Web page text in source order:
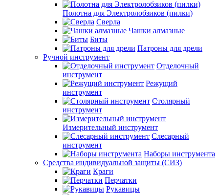
Полотна для Электролобзиков (пилки)
Сверла
Чашки алмазные
Биты
Патроны для дрели
Ручной инструмент
Отделочный
инструмент
Режущий
инструмент
Столярный
инструмент
Измерительный инструмент
Слесарный
инструмент
Наборы инструмента
Средства индивидуальной защиты (СИЗ)
Краги
Перчатки
Рукавицы